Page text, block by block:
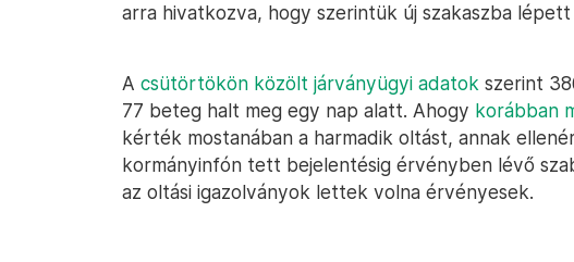
arra hivatkozva, hogy szerintük új szakaszba lépett
A csütörtökön közölt járványügyi adatok szerint
77 beteg halt meg egy nap alatt. Ahogy korábban
kérték mostanában a harmadik oltást, annak
kormányinfón tett bejelentésig érvényben lévő
az oltási igazolványok lettek volna érvényesek.